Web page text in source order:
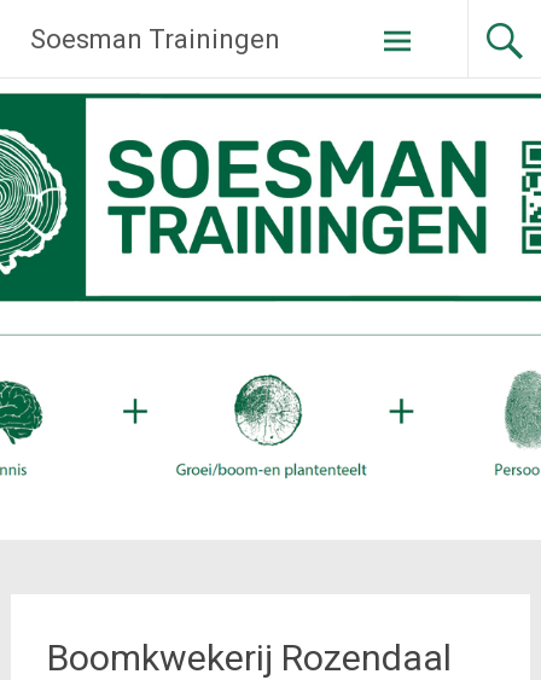
naar
de
inhoud
Soesman Trainingen
Boomkwekerij Rozendaal